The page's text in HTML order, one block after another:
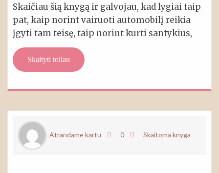
Skaičiau šią knygą ir galvojau, kad lygiai taip
pat, kaip norint vairuoti automobilį reikia
įgyti tam teisę, taip norint kurti santykius,
Skaityti toliau
Atrandame kartu 0 Skaitoma knyga